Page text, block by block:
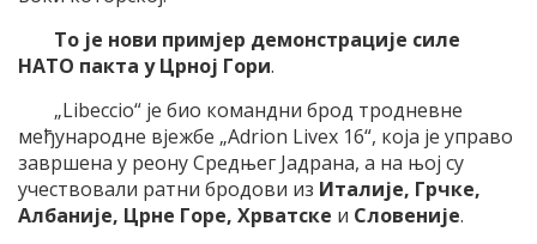
То је нови примјер демонстрације силе
НАТО пакта у Црној Гори.
„Libeccio“ је био командни брод тродневне
међународне вјежбе „Adrion Livex 16“, која је управо
завршена у реону Средњег Јадрана, а на њој су
учествовали ратни бродови из Италије, Грчке,
Албаније, Црне Горе, Хрватске и Словеније.